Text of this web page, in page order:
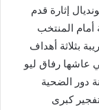
إثارة قدم
المنتخب
بثلاثة أهداف
عاشها رفاق ليو
دور الضحية
كبرى